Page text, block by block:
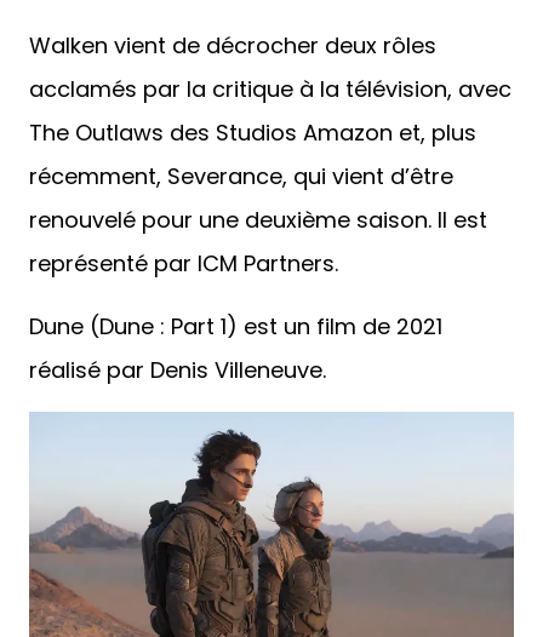
Walken vient de décrocher deux rôles
acclamés par la critique à la télévision, avec
The Outlaws des Studios Amazon et, plus
récemment, Severance, qui vient d’être
renouvelé pour une deuxième saison. Il est
représenté par ICM Partners.
Dune (Dune : Part 1) est un film de 2021
réalisé par Denis Villeneuve.